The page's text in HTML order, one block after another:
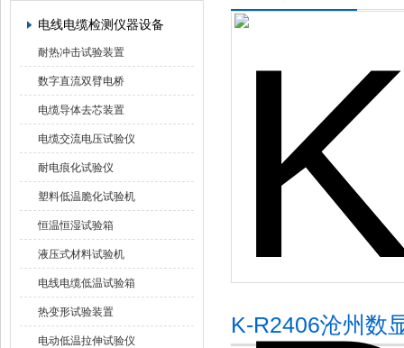
电线电缆检测仪器设备
耐热冲击试验装置
数字直流双臂电桥
电缆导体去芯装置
电缆交流电压试验仪
耐电痕化试验仪
塑料低温脆化试验机
恒温恒湿试验箱
液压式材料试验机
电线电缆低温试验箱
热变形试验装置
电动低温拉伸试验仪
K-R2406沧州数